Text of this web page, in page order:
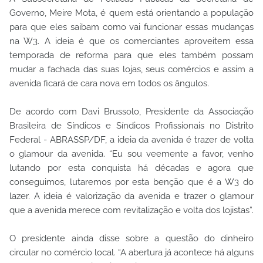
Governo, Meire Mota, é quem está orientando a população
para que eles saibam como vai funcionar essas mudanças
na W3. A ideia é que os comerciantes aproveitem essa
temporada de reforma para que eles também possam
mudar a fachada das suas lojas, seus comércios e assim a
avenida ficará de cara nova em todos os ângulos.
De acordo com Davi Brussolo, Presidente da Associação
Brasileira de Síndicos e Síndicos Profissionais no Distrito
Federal - ABRASSP/DF, a ideia da avenida é trazer de volta
o glamour da avenida. “Eu sou veemente a favor, venho
lutando por esta conquista há décadas e agora que
conseguimos, lutaremos por esta benção que é a W3 do
lazer. A ideia é valorização da avenida e trazer o glamour
que a avenida merece com revitalização e volta dos lojistas”.
O presidente ainda disse sobre a questão do dinheiro
circular no comércio local. “A abertura já acontece há alguns